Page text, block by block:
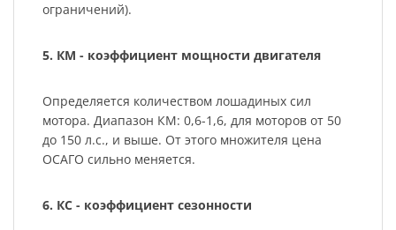
ограничений).
5. КМ - коэффициент мощности двигателя
Определяется количеством лошадиных сил
мотора. Диапазон КМ: 0,6-1,6, для моторов от 50
до 150 л.с., и выше. От этого множителя цена
ОСАГО сильно меняется.
6. КС - коэффициент сезонности